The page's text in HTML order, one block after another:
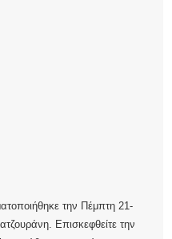
την Πέμπτη 21-
Επισκεφθείτε την